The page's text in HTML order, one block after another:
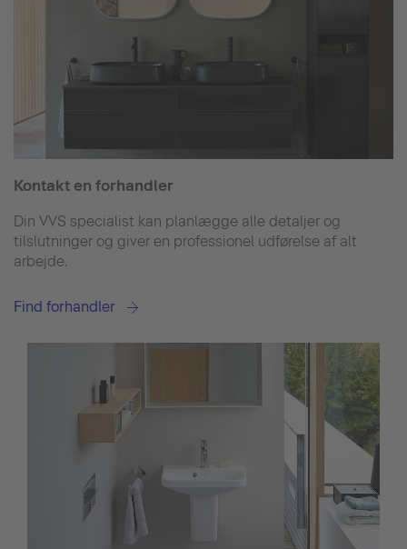
Kontakt en forhandler
Din VVS specialist kan planlægge alle detaljer og
tilslutninger og giver en professionel udførelse af alt
arbejde.
Find forhandler